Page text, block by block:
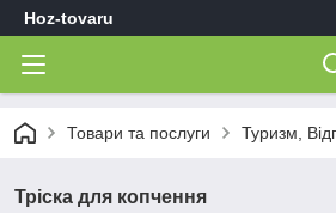
Hoz-tovaru
Товари та послуги Туризм,
Тріска для копчення